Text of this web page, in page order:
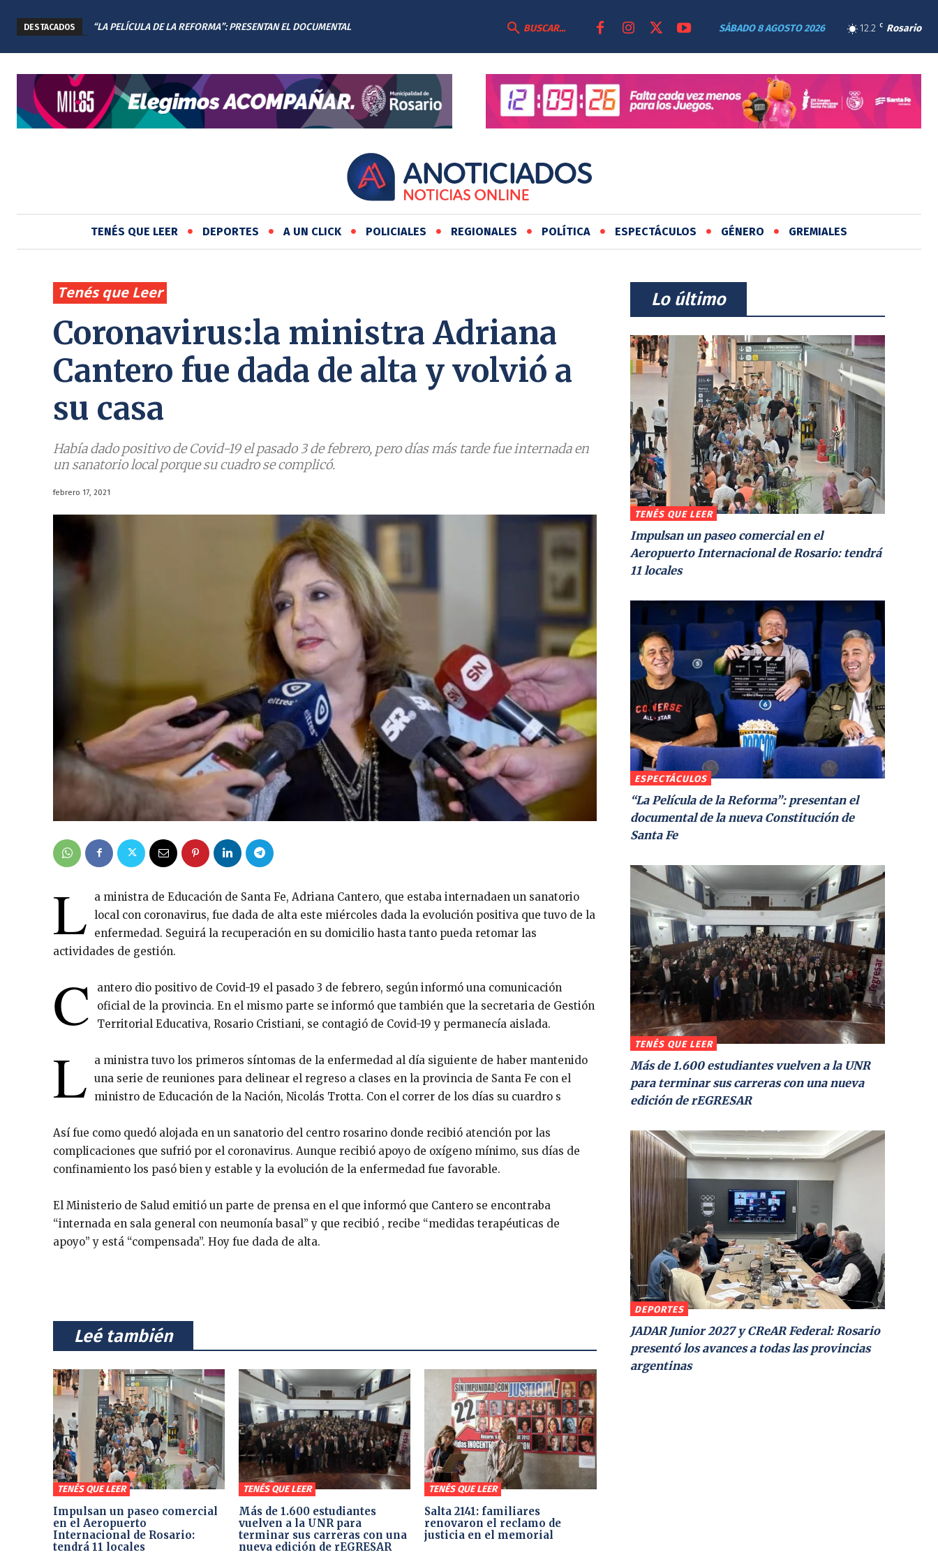
DESTACADOS
“LA PELÍCULA DE LA REFORMA”: PRESENTAN EL DOCUMENTAL
12.2 C Rosario
SÁBADO 8 AGOSTO 2026
BUSCAR...
TENÉS QUE LEER DEPORTES A UN CLICK POLICIALES REGIONALES POLÍTICA ESPECTÁCULOS GÉNERO GREMIALES
Tenés que Leer
Coronavirus:la ministra Adriana
Cantero fue dada de alta y volvió a
su casa
Había dado positivo de Covid-19 el pasado 3 de febrero, pero días más tarde fue internada en
un sanatorio local porque su cuadro se complicó.
febrero 17, 2021
L
a ministra de Educación de Santa Fe, Adriana Cantero, que estaba internadaen un sanatorio
local con coronavirus, fue dada de alta este miércoles dada la evolución positiva que tuvo de la
enfermedad. Seguirá la recuperación en su domicilio hasta tanto pueda retomar las
actividades de gestión.
C
antero dio positivo de Covid-19 el pasado 3 de febrero, según informó una comunicación
oficial de la provincia. En el mismo parte se informó que también que la secretaria de Gestión
Territorial Educativa, Rosario Cristiani, se contagió de Covid-19 y permanecía aislada.
L
a ministra tuvo los primeros síntomas de la enfermedad al día siguiente de haber mantenido
una serie de reuniones para delinear el regreso a clases en la provincia de Santa Fe con el
ministro de Educación de la Nación, Nicolás Trotta. Con el correr de los días su cuardro s
Así fue como quedó alojada en un sanatorio del centro rosarino donde recibió atención por las
complicaciones que sufrió por el coronavirus. Aunque recibió apoyo de oxígeno mínimo, sus días de
confinamiento los pasó bien y estable y la evolución de la enfermedad fue favorable.
El Ministerio de Salud emitió un parte de prensa en el que informó que Cantero se encontraba
“internada en sala general con neumonía basal” y que recibió , recibe “medidas terapéuticas de
apoyo” y está “compensada”. Hoy fue dada de alta.
⠀Leé también⠀
TENÉS QUE LEER
Impulsan un paseo comercial
en el Aeropuerto
Internacional de Rosario:
tendrá 11 locales
TENÉS QUE LEER
Más de 1.600 estudiantes
vuelven a la UNR para
terminar sus carreras con una
nueva edición de rEGRESAR
TENÉS QUE LEER
Salta 2141: familiares
renovaron el reclamo de
justicia en el memorial
⠀Lo último⠀
TENÉS QUE LEER
Impulsan un paseo comercial en el
Aeropuerto Internacional de Rosario: tendrá
11 locales
ESPECTÁCULOS
“La Película de la Reforma”: presentan el
documental de la nueva Constitución de
Santa Fe
TENÉS QUE LEER
Más de 1.600 estudiantes vuelven a la UNR
para terminar sus carreras con una nueva
edición de rEGRESAR
DEPORTES
JADAR Junior 2027 y CReAR Federal: Rosario
presentó los avances a todas las provincias
argentinas